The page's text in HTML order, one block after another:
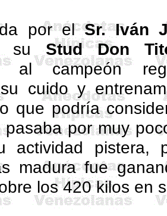
por elSr. Iván
suStud Don
al campeón
cuido y
que podría
pasaba por muy
actividad pistera,
madura fue
los 420 kilos en